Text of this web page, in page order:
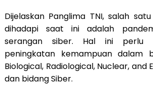
Dijelaskan Panglima TNI, salah
dihadapi saat ini adalah
serangan siber. Hal ini perlu
peningkatan kemampuan dalam
Biological, Radiological, Nuclear, and
dan bidang Siber.